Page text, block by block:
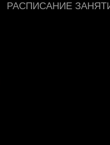
РАСПИСАНИЕ